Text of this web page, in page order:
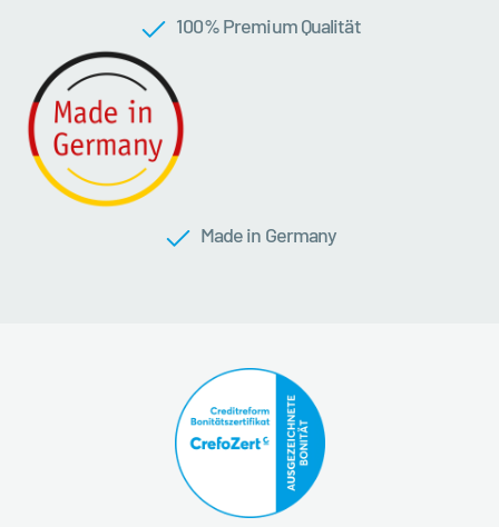
100 % Premium Qualität
Made in Germany